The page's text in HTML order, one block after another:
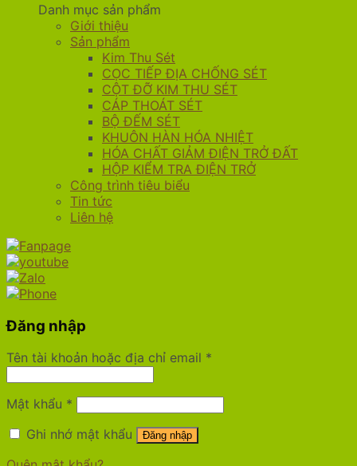
Danh mục sản phẩm
Giới thiệu
Sản phẩm
Kim Thu Sét
CỌC TIẾP ĐỊA CHỐNG SÉT
CỘT ĐỠ KIM THU SÉT
CÁP THOÁT SÉT
BỘ ĐẾM SÉT
KHUÔN HÀN HÓA NHIỆT
HÓA CHẤT GIẢM ĐIỆN TRỞ ĐẤT
HỘP KIỂM TRA ĐIỆN TRỞ
Công trình tiêu biểu
Tin tức
Liên hệ
Đăng nhập
Tên tài khoản hoặc địa chỉ email *
Mật khẩu *
Ghi nhớ mật khẩu
Đăng nhập